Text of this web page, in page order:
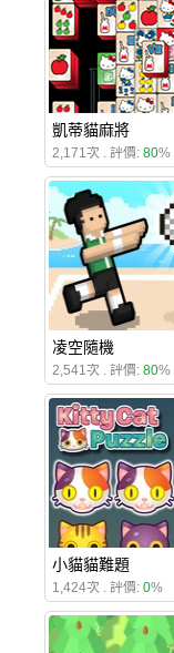
凱蒂貓麻將
2,171次 . 評價: 80%
凌空隨機
2,541次 . 評價: 80%
小貓貓難題
1,424次 . 評價: 0%